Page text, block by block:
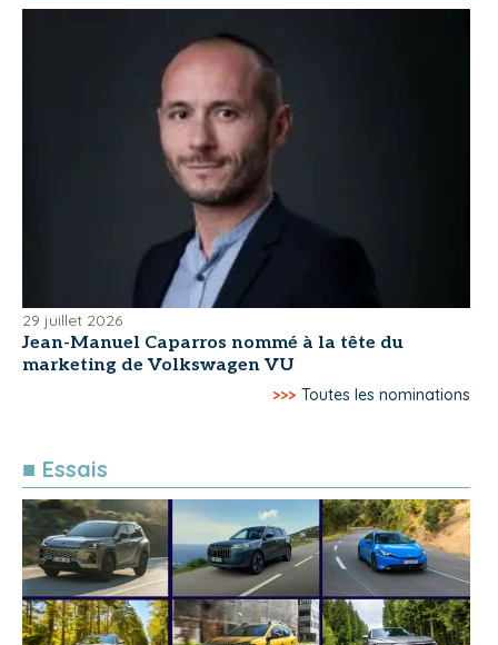
29 juillet 2026
Jean-Manuel Caparros nommé à la tête du
marketing de Volkswagen VU
>>> Toutes les nominations
■ Essais